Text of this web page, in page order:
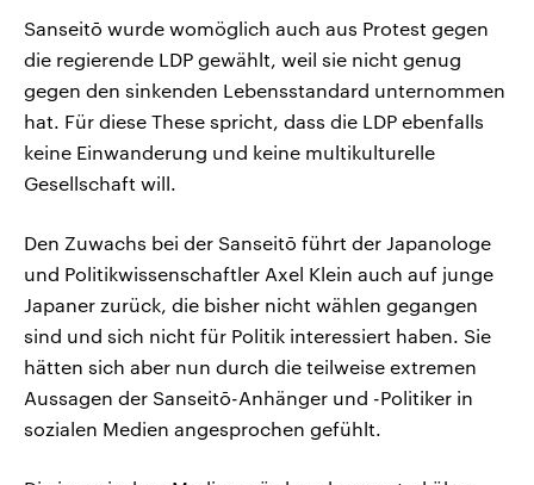
Sanseitō wurde womöglich auch aus Protest gegen
die regierende LDP gewählt, weil sie nicht genug
gegen den sinkenden Lebensstandard unternommen
hat. Für diese These spricht, dass die LDP ebenfalls
keine Einwanderung und keine multikulturelle
Gesellschaft will.
Den Zuwachs bei der Sanseitō führt der Japanologe
und Politikwissenschaftler Axel Klein auch auf junge
Japaner zurück, die bisher nicht wählen gegangen
sind und sich nicht für Politik interessiert haben. Sie
hätten sich aber nun durch die teilweise extremen
Aussagen der Sanseitō-Anhänger und -Politiker in
sozialen Medien angesprochen gefühlt.